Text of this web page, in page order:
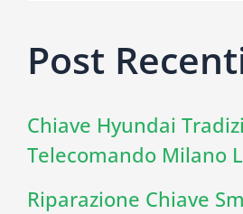
Post
Chiave Hyundai
Telecomando Milano
Riparazione Chiave